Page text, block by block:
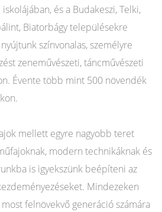
és a Budakeszi, Telki,
Biatorbágy településekre
színvonalas, személyre
zeneművészeti, táncművészeti
Évente több mint 500 növendék
mellett egyre nagyobb teret
modern technikáknak és
is igyekszünk beépíteni az
Mindezeken
felnövekvő generáció számára